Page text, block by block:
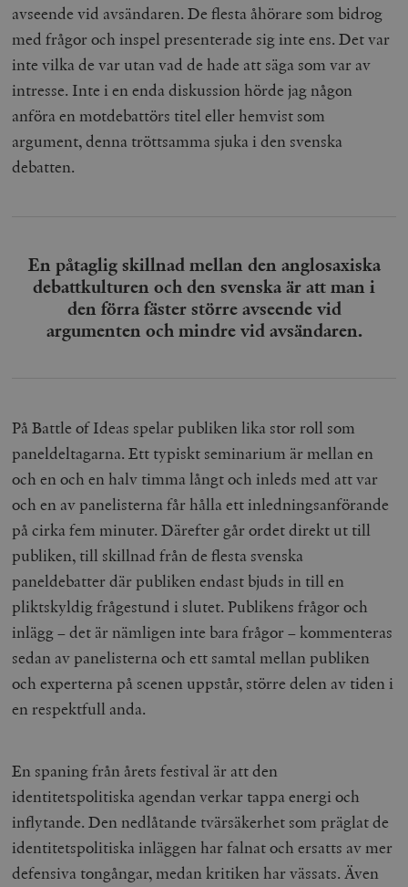
avseende vid avsändaren. De flesta åhörare som bidrog
med frågor och inspel presenterade sig inte ens. Det var
inte vilka de var utan vad de hade att säga som var av
intresse. Inte i en enda diskussion hörde jag någon
anföra en motdebattörs titel eller hemvist som
argument, denna tröttsamma sjuka i den svenska
debatten.
En påtaglig skillnad mellan den anglosaxiska
debattkulturen och den svenska är att man i
den förra fäster större avseende vid
argumenten och mindre vid avsändaren.
På Battle of Ideas spelar publiken lika stor roll som
paneldeltagarna. Ett typiskt seminarium är mellan en
och en och en halv timma långt och inleds med att var
och en av panelisterna får hålla ett inledningsanförande
på cirka fem minuter. Därefter går ordet direkt ut till
publiken, till skillnad från de flesta svenska
paneldebatter där publiken endast bjuds in till en
pliktskyldig frågestund i slutet. Publikens frågor och
inlägg – det är nämligen inte bara frågor – kommenteras
sedan av panelisterna och ett samtal mellan publiken
och experterna på scenen uppstår, större delen av tiden i
en respektfull anda.
En spaning från årets festival är att den
identitetspolitiska agendan verkar tappa energi och
inflytande. Den nedlåtande tvärsäkerhet som präglat de
identitetspolitiska inläggen har falnat och ersatts av mer
defensiva tongångar, medan kritiken har vässats. Även